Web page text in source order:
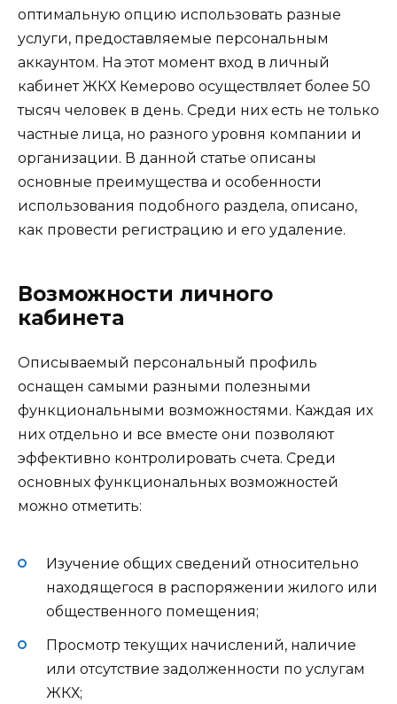
оптимальную опцию использовать разные
услуги, предоставляемые персональным
аккаунтом. На этот момент вход в личный
кабинет ЖКХ Кемерово осуществляет более 50
тысяч человек в день. Среди них есть не только
частные лица, но разного уровня компании и
организации. В данной статье описаны
основные преимущества и особенности
использования подобного раздела, описано,
как провести регистрацию и его удаление.
Возможности личного
кабинета
Описываемый персональный профиль
оснащен самыми разными полезными
функциональными возможностями. Каждая их
них отдельно и все вместе они позволяют
эффективно контролировать счета. Среди
основных функциональных возможностей
можно отметить:
Изучение общих сведений относительно
находящегося в распоряжении жилого или
общественного помещения;
Просмотр текущих начислений, наличие
или отсутствие задолженности по услугам
ЖКХ;